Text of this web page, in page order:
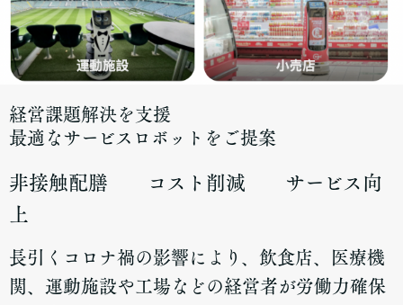
経営課題解決を支援
最適なサービスロボットをご提案
非接触配膳 コスト削減 サービス向
上
長引くコロナ禍の影響により、飲食店、医療機
関、運動施設や工場などの経営者が労働力確保